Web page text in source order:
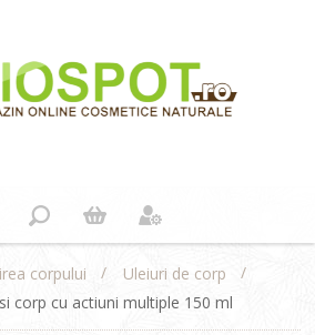
corpului / Uleiuri de corp
/
corp cu actiuni multiple 150 ml